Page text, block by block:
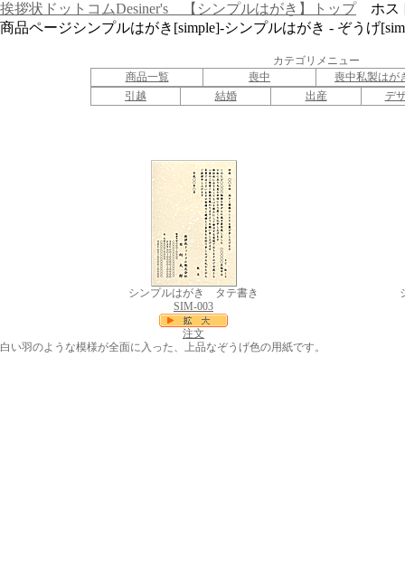
挨拶状ドットコムDesiner's 【シンプルはがき】トップホスト
商品ページシンプルはがき[simple]-シンプルはがき - ぞうげ
カテゴリメニュー
商品一覧
喪中
喪中私製はが
引越
結婚 出産 デ
シンプルはがき タテ書き
SIM-003
注文
白い羽のような模様が全面に入った、上品なぞうげ色の用紙です。